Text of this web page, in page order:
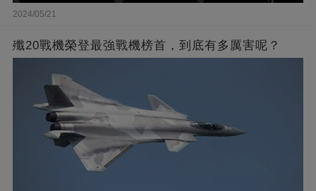
2024/05/21
殲20戰機榮登最強戰機榜首，到底有多厲害呢？